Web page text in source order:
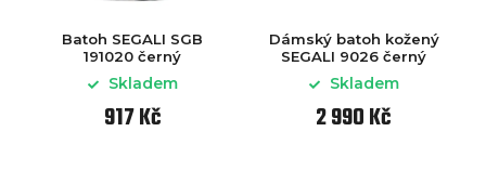
Batoh SEGALI SGB
191020 černý
Skladem
917 Kč
Dámský batoh kožený
SEGALI 9026 černý
Skladem
2 990 Kč